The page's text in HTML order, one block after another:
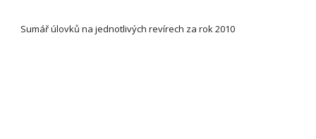
Sumář úlovků na jednotlivých revírech za rok 2010